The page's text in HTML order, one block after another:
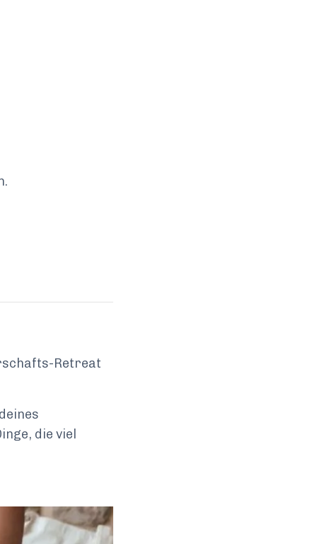
Retreat
die viel